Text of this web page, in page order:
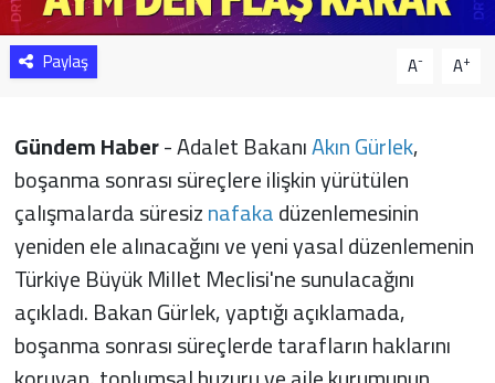
Paylaş A- A+
Gündem Haber- Adalet BakanıAkın Gürlek,
boşanma sonrası süreçlere ilişkin yürütülen
çalışmalarda süresiznafakadüzenlemesinin
yeniden ele alınacağını ve yeni yasal düzenlemenin
Türkiye Büyük Millet Meclisi'ne sunulacağını
açıkladı. Bakan Gürlek, yaptığı açıklamada,
boşanma sonrası süreçlerde tarafların haklarını
Resmi İlan